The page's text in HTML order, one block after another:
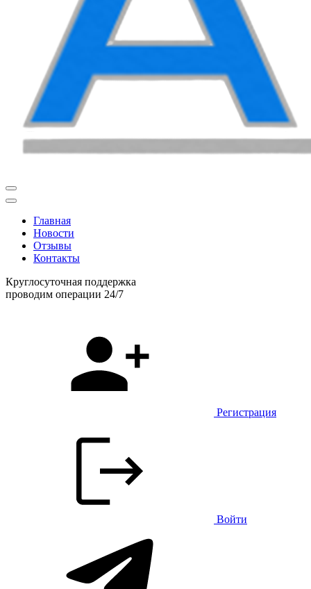
Главная
Новости
Отзывы
Контакты
Круглосуточная поддержка
проводим операции 24/7
Регистрация
Войти